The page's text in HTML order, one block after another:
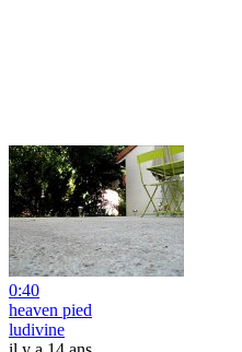
0:40
heaven pied
ludivine